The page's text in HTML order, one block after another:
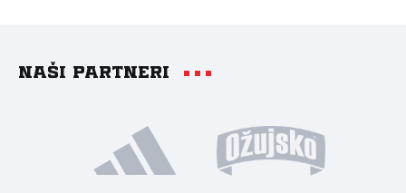
Naši partneri